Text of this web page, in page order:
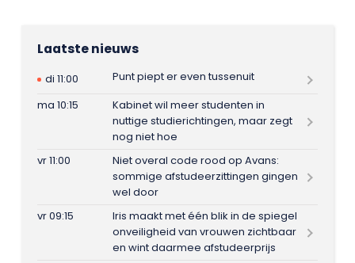
Laatste nieuws
di 11:00
Punt piept er even tussenuit
ma 10:15
Kabinet wil meer studenten in
nuttige studierichtingen, maar zegt
nog niet hoe
vr 11:00
Niet overal code rood op Avans:
sommige afstudeerzittingen gingen
wel door
vr 09:15
Iris maakt met één blik in de spiegel
onveiligheid van vrouwen zichtbaar
en wint daarmee afstudeerprijs